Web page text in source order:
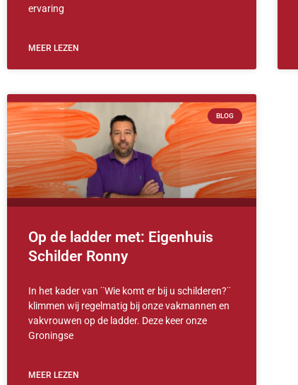
ervaring
MEER LEZEN
BLOG
Op de ladder met: Eigenhuis
Schilder Ronny
In het kader van ¨Wie komt er bij u schilderen?¨
klimmen wij regelmatig bij onze vakmannen en
vakvrouwen op de ladder. Deze keer onze
Groningse
MEER LEZEN